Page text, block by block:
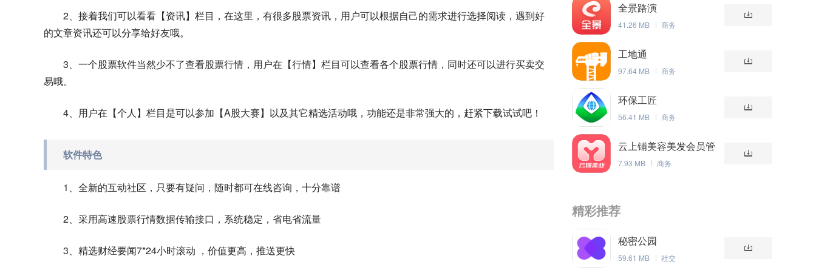
2、接着我们可以看看【资讯】栏目，在这里，有很多股票资讯，用户可以根据自己的需求进行选择阅读，遇到好
的文章资讯还可以分享给好友哦。
3、一个股票软件当然少不了查看股票行情，用户在【行情】栏目可以查看各个股票行情，同时还可以进行买卖交
易哦。
4、用户在【个人】栏目是可以参加【A股大赛】以及其它精选活动哦，功能还是非常强大的，赶紧下载试试吧！
软件特色
1、全新的互动社区，只要有疑问，随时都可在线咨询，十分靠谱
2、采用高速股票行情数据传输接口，系统稳定，省电省流量
3、精选财经要闻7*24小时滚动 ，价值更高，推送更快
全景路演
41.26 MB 商务
工地通
97.64 MB 商务
环保工匠
56.41 MB 商务
云上铺美容美发会员管
理系统
7.93 MB 商务
精彩推荐
秘密公园
59.61 MB 社交